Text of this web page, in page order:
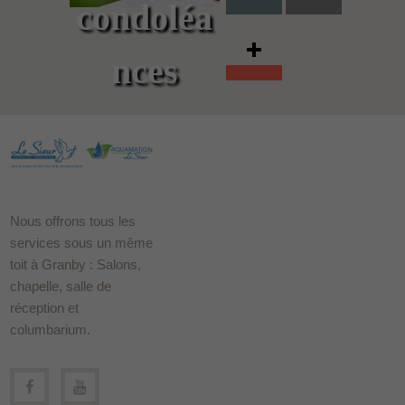
condoléa
nces
Nous offrons tous les
services sous un même
toit à Granby : Salons,
chapelle, salle de
réception et
columbarium.